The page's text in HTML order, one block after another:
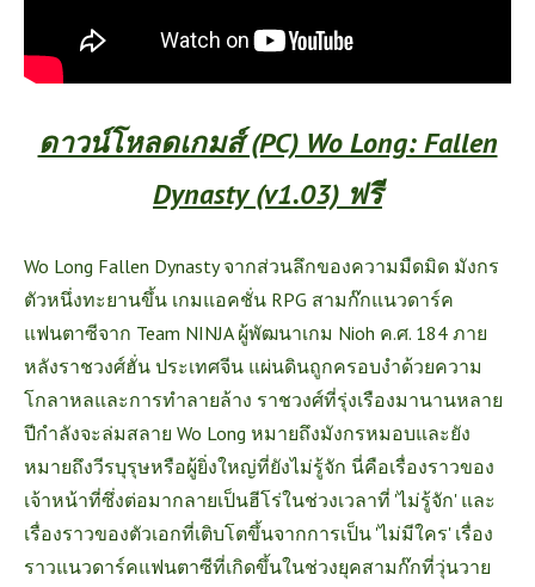
ดาวน์โหลดเกมส์ (PC) Wo Long: Fallen
Dynasty (v1.03) ฟรี
Wo Long Fallen Dynasty จากส่วนลึกของความมืดมิด มังกร
ตัวหนึ่งทะยานขึ้น เกมแอคชั่น RPG สามก๊กแนวดาร์ค
แฟนตาซีจาก Team NINJA ผู้พัฒนาเกม Nioh ค.ศ. 184 ภาย
หลังราชวงศ์ฮั่น ประเทศจีน แผ่นดินถูกครอบงำด้วยความ
โกลาหลและการทำลายล้าง ราชวงศ์ที่รุ่งเรืองมานานหลาย
ปีกำลังจะล่มสลาย Wo Long หมายถึงมังกรหมอบและยัง
หมายถึงวีรบุรุษหรือผู้ยิ่งใหญ่ที่ยังไม่รู้จัก นี่คือเรื่องราวของ
เจ้าหน้าที่ซึ่งต่อมากลายเป็นฮีโร่ในช่วงเวลาที่ 'ไม่รู้จัก' และ
เรื่องราวของตัวเอกที่เติบโตขึ้นจากการเป็น 'ไม่มีใคร' เรื่อง
ราวแนวดาร์คแฟนตาซีที่เกิดขึ้นในช่วงยุคสามก๊กที่วุ่นวาย